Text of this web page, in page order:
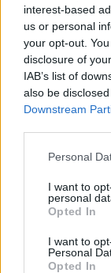
interest-based
us or personal
your opt-out.
disclosure of
IAB’s list of
also be
Downstream
Personal
I want to
personal
Opted In
I want to
Personal
Opted In
Износът
е нараснал
06.08.2026 / 16:30